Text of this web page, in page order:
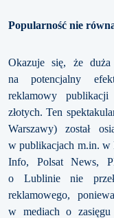
Popularność nie
Okazuje się, że duża
na potencjalny
reklamowy
złotych. Ten
Warszawy) został
w publikacjach m.in. w
Info, Polsat News,
o Lublinie nie
reklamowego,
w mediach o zasięgu